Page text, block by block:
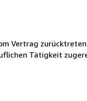
Vertrag
Tätigkeit